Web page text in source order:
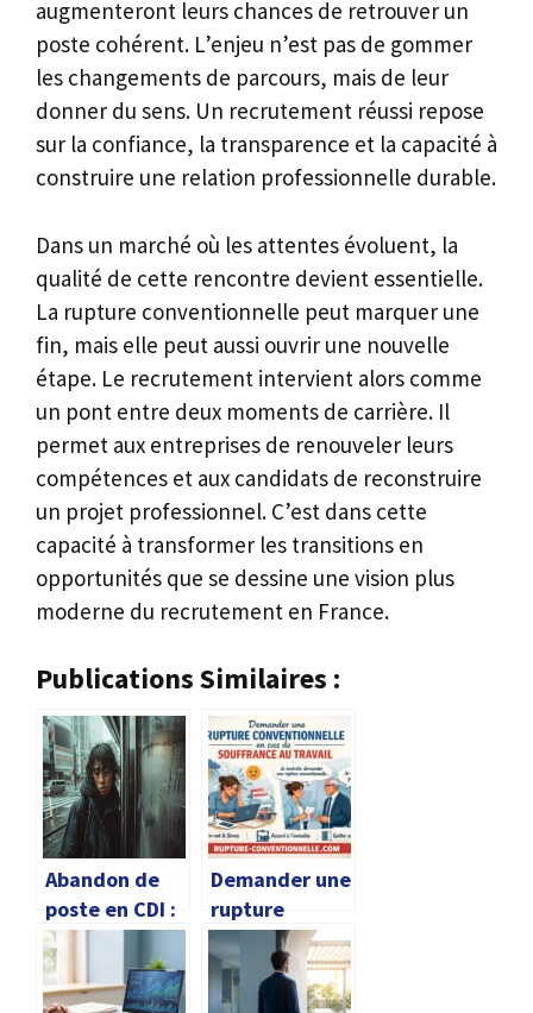
augmenteront leurs chances de retrouver un
poste cohérent. L’enjeu n’est pas de gommer
les changements de parcours, mais de leur
donner du sens. Un recrutement réussi repose
sur la confiance, la transparence et la capacité à
construire une relation professionnelle durable.
Dans un marché où les attentes évoluent, la
qualité de cette rencontre devient essentielle.
La rupture conventionnelle peut marquer une
fin, mais elle peut aussi ouvrir une nouvelle
étape. Le recrutement intervient alors comme
un pont entre deux moments de carrière. Il
permet aux entreprises de renouveler leurs
compétences et aux candidats de reconstruire
un projet professionnel. C’est dans cette
capacité à transformer les transitions en
opportunités que se dessine une vision plus
moderne du recrutement en France.
Publications Similaires :
Abandon de
poste en CDI :
risques, droits
et
conséquences
Demander une
rupture
conventionnel
le en cas de
souffrance au